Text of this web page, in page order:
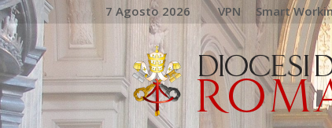
7 Agosto 2026 VPN Smart
DIOCESI
DI
ROMA